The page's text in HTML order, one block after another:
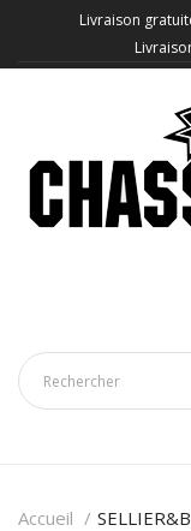
Livraison
Accueil